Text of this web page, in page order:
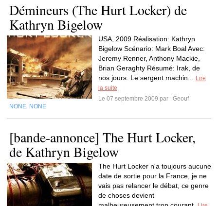
Démineurs (The Hurt Locker) de
Kathryn Bigelow
USA, 2009 Réalisation: Kathryn
Bigelow Scénario: Mark Boal Avec:
Jeremy Renner, Anthony Mackie,
Brian Geraghty Résumé: Irak, de
nos jours. Le sergent machin...
Lire
la suite
Le 07 septembre 2009 par
Geouf
NONE NONE
[bande-annonce] The Hurt Locker,
de Kathryn Bigelow
The Hurt Locker n'a toujours aucune
date de sortie pour la France, je ne
vais pas relancer le débat, ce genre
de choses devient